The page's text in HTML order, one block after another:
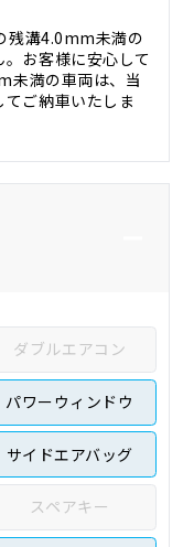
残溝4.0mm未満の
お客様に安心して
未満の車両は、当
ご納車いたしま
ダブルエアコン
パワーウィンドウ
サイドエアバッグ
スペアキー